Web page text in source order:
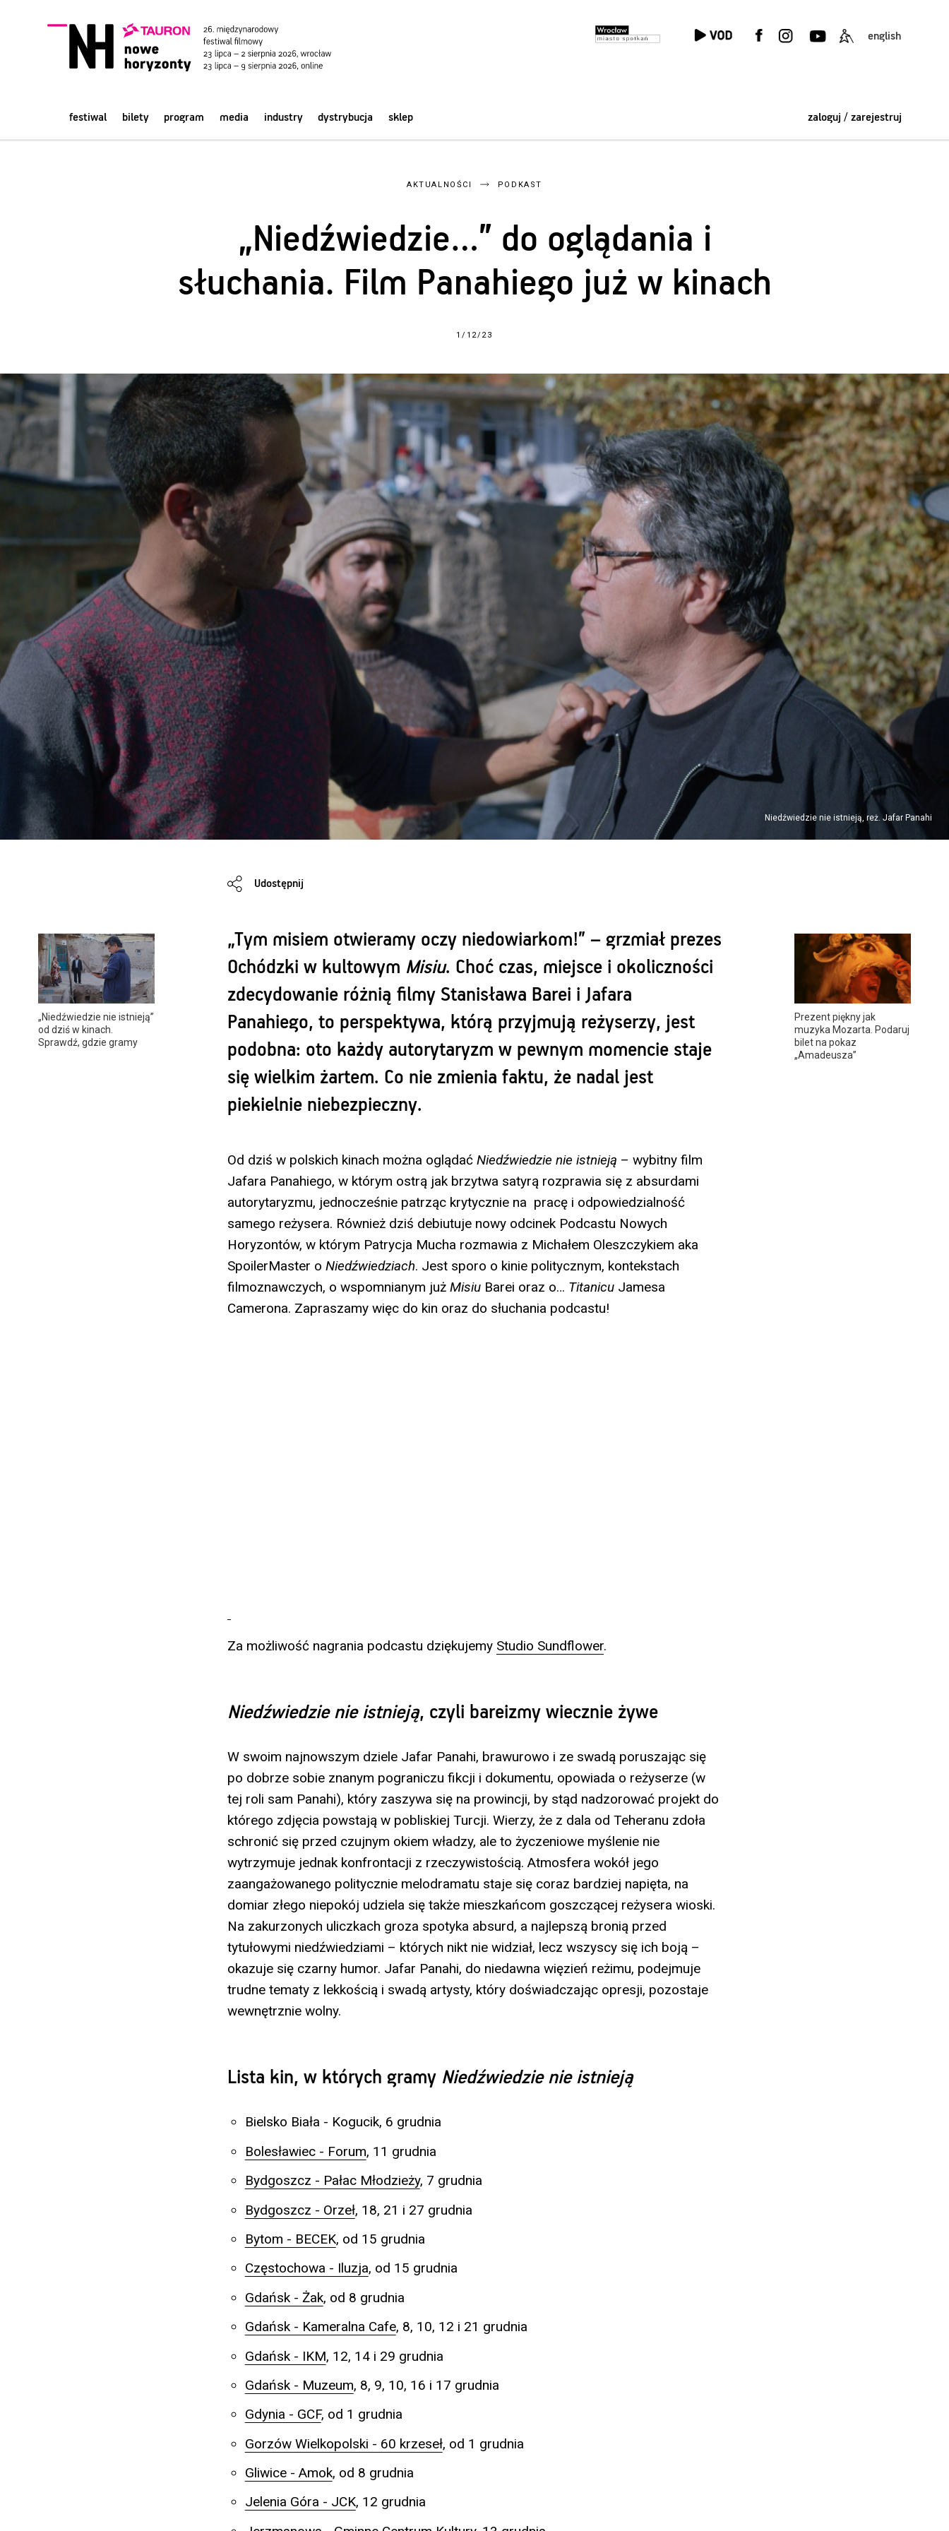
english
festiwal bilety program media industry dystrybucja sklep zaloguj / zarejestruj
AKTUALNOŚCI PODKAST
„Niedźwiedzie…” do oglądania i
słuchania. Film Panahiego już w kinach
1/12/23
Niedźwiedzie nie istnieją, reż. Jafar Panahi
Udostępnij
„Niedźwiedzie nie istnieją”
od dziś w kinach.
Sprawdź, gdzie gramy
Prezent piękny jak
muzyka Mozarta. Podaruj
bilet na pokaz
„Amadeusza”
„Tym misiem otwieramy oczy niedowiarkom!” – grzmiał prezes
Ochódzki w kultowym Misiu. Choć czas, miejsce i okoliczności
zdecydowanie różnią filmy Stanisława Barei i Jafara
Panahiego, to perspektywa, którą przyjmują reżyserzy, jest
podobna: oto każdy autorytaryzm w pewnym momencie staje
się wielkim żartem. Co nie zmienia faktu, że nadal jest
piekielnie niebezpieczny.
Od dziś w polskich kinach można oglądać Niedźwiedzie nie istnieją – wybitny film
Jafara Panahiego, w którym ostrą jak brzytwa satyrą rozprawia się z absurdami
autorytaryzmu, jednocześnie patrząc krytycznie na pracę i odpowiedzialność
samego reżysera. Również dziś debiutuje nowy odcinek Podcastu Nowych
Horyzontów, w którym Patrycja Mucha rozmawia z Michałem Oleszczykiem aka
SpoilerMaster o Niedźwiedziach. Jest sporo o kinie politycznym, kontekstach
filmoznawczych, o wspomnianym już Misiu Barei oraz o… Titanicu Jamesa
Camerona. Zapraszamy więc do kin oraz do słuchania podcastu!
Za możliwość nagrania podcastu dziękujemy Studio Sundflower.
Niedźwiedzie nie istnieją, czyli bareizmy wiecznie żywe
W swoim najnowszym dziele Jafar Panahi, brawurowo i ze swadą poruszając się
po dobrze sobie znanym pograniczu fikcji i dokumentu, opowiada o reżyserze (w
tej roli sam Panahi), który zaszywa się na prowincji, by stąd nadzorować projekt do
którego zdjęcia powstają w pobliskiej Turcji. Wierzy, że z dala od Teheranu zdoła
schronić się przed czujnym okiem władzy, ale to życzeniowe myślenie nie
wytrzymuje jednak konfrontacji z rzeczywistością. Atmosfera wokół jego
zaangażowanego politycznie melodramatu staje się coraz bardziej napięta, na
domiar złego niepokój udziela się także mieszkańcom goszczącej reżysera wioski.
Na zakurzonych uliczkach groza spotyka absurd, a najlepszą bronią przed
tytułowymi niedźwiedziami – których nikt nie widział, lecz wszyscy się ich boją –
okazuje się czarny humor. Jafar Panahi, do niedawna więzień reżimu, podejmuje
trudne tematy z lekkością i swadą artysty, który doświadczając opresji, pozostaje
wewnętrznie wolny.
Lista kin, w których gramy Niedźwiedzie nie istnieją
Bielsko Biała - Kogucik, 6 grudnia
Bolesławiec - Forum, 11 grudnia
Bydgoszcz - Pałac Młodzieży, 7 grudnia
Bydgoszcz - Orzeł, 18, 21 i 27 grudnia
Bytom - BECEK, od 15 grudnia
Częstochowa - Iluzja, od 15 grudnia
Gdańsk - Żak, od 8 grudnia
Gdańsk - Kameralna Cafe, 8, 10, 12 i 21 grudnia
Gdańsk - IKM, 12, 14 i 29 grudnia
Gdańsk - Muzeum, 8, 9, 10, 16 i 17 grudnia
Gdynia - GCF, od 1 grudnia
Gorzów Wielkopolski - 60 krzeseł, od 1 grudnia
Gliwice - Amok, od 8 grudnia
Jelenia Góra - JCK, 12 grudnia